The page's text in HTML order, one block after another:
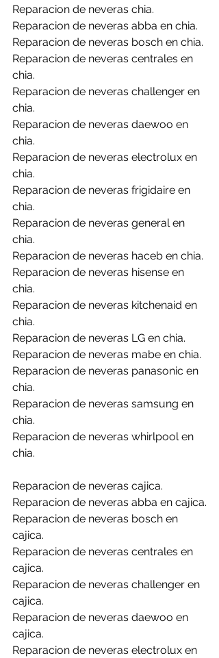
Reparacion de neveras chia.
Reparacion de neveras abba en chia.
Reparacion de neveras bosch en chia.
Reparacion de neveras centrales en
chia.
Reparacion de neveras challenger en
chia.
Reparacion de neveras daewoo en
chia.
Reparacion de neveras electrolux en
chia.
Reparacion de neveras frigidaire en
chia.
Reparacion de neveras general en
chia.
Reparacion de neveras haceb en chia.
Reparacion de neveras hisense en
chia.
Reparacion de neveras kitchenaid en
chia.
Reparacion de neveras LG en chia.
Reparacion de neveras mabe en chia.
Reparacion de neveras panasonic en
chia.
Reparacion de neveras samsung en
chia.
Reparacion de neveras whirlpool en
chia.
Reparacion de neveras cajica.
Reparacion de neveras abba en cajica.
Reparacion de neveras bosch en
cajica.
Reparacion de neveras centrales en
cajica.
Reparacion de neveras challenger en
cajica.
Reparacion de neveras daewoo en
cajica.
Reparacion de neveras electrolux en